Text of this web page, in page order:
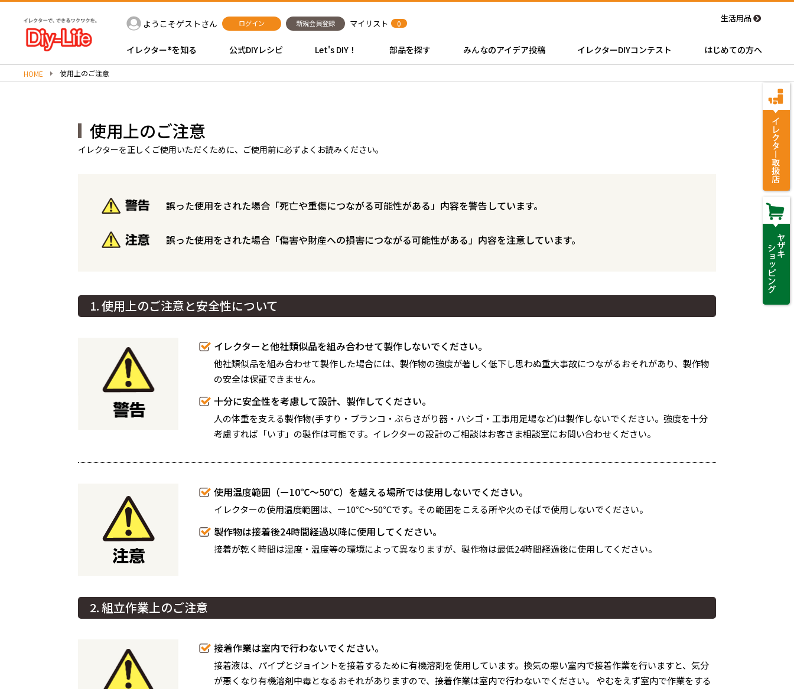
ようこそゲストさん ログイン 新規会員登録 マイリスト 0 生活用品
イレクター®を知る 公式DIYレシピ Let's DIY！ 部品を探す みんなのアイデア投稿 イレクターDIYコンテスト はじめての方へ
HOME 使用上のご注意
使用上のご注意
イレクターを正しくご使用いただくために、ご使用前に必ずよくお読みください。
誤った使用をされた場合「死亡や重傷につながる可能性がある」内容を警告しています。
誤った使用をされた場合「傷害や財産への損害につながる可能性がある」内容を注意しています。
1. 使用上のご注意と安全性について
イレクターと他社類似品を組み合わせて製作しないでください。
他社類似品を組み合わせて製作した場合には、製作物の強度が著しく低下し思わぬ重大事故につながるおそれがあり、製作物
の安全は保証できません。
十分に安全性を考慮して設計、製作してください。
人の体重を支える製作物(手すり・ブランコ・ぶらさがり器・ハシゴ・工事用足場など)は製作しないでください。強度を十分
考慮すれば「いす」の製作は可能です。イレクターの設計のご相談はお客さま相談室にお問い合わせください。
使用温度範囲（ー10℃～50℃）を越える場所では使用しないでください。
イレクターの使用温度範囲は、ー10℃～50℃です。その範囲をこえる所や火のそばで使用しないでください。
製作物は接着後24時間経過以降に使用してください。
接着が乾く時間は湿度・温度等の環境によって異なりますが、製作物は最低24時間経過後に使用してください。
2. 組立作業上のご注意
接着作業は室内で行わないでください。
接着液は、パイプとジョイントを接着するために有機溶剤を使用しています。換気の悪い室内で接着作業を行いますと、気分
が悪くなり有機溶剤中毒となるおそれがありますので、接着作業は室内で行わないでください。 やむをえず室内で作業をする